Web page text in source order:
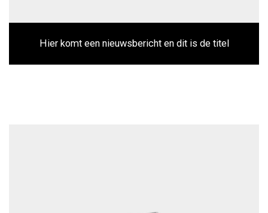
Hier komt een nieuwsbericht en dit is de titel